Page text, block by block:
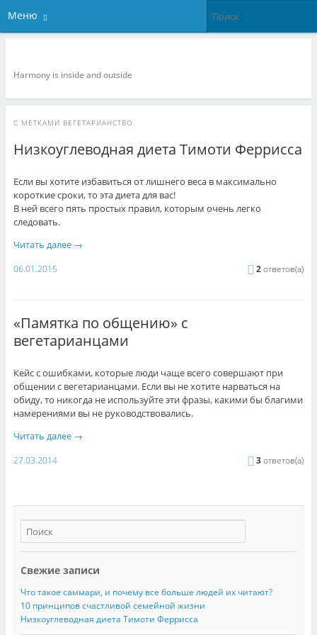
Меню
Harmony is inside and outside
С МЕТКАМИ ВЕГЕТАРИАНСТВО
Низкоуглеводная диета Тимоти Феррисса
Если вы хотите избавиться от лишнего веса в максимально
короткие сроки, то эта диета для вас!
В ней всего пять простых правил, которым очень легко
следовать.
Читать далее →
06.01.2015 2ответов(а)
«Памятка по общению» с
вегетарианцами
Кейс с ошибками, которые люди чаще всего совершают при
общении с вегетарианцами. Если вы не хотите нарваться на
обиду, то никогда не используйте эти фразы, какими бы благими
намерениями вы не руководствовались.
Читать далее →
27.03.2014 3ответов(а)
Свежие записи
Что такое саммари, и почему все больше людей их читают?
10 принципов счастливой семейной жизни
Низкоуглеводная диета Тимоти Феррисса